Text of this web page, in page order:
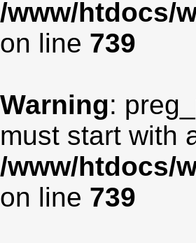
/www/htdocs/
on line 739
Warning:
must start with
/www/htdocs/
on line 739